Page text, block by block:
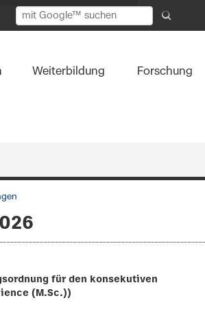
Weiterbildung Forschung
für den konsekutiven
(M.Sc.))